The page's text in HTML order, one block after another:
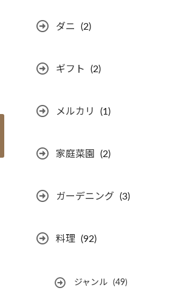
ダニ (2)
ギフト (2)
メルカリ (1)
家庭菜園 (2)
ガーデニング (3)
料理 (92)
ジャンル (49)